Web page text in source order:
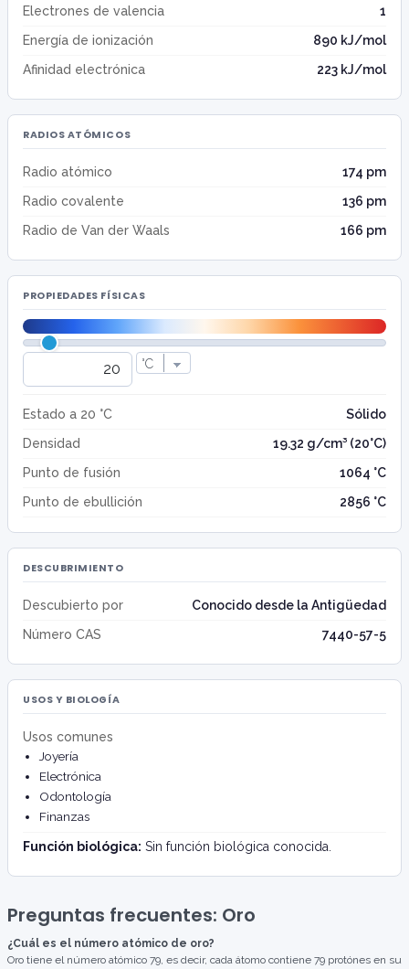
Electrones de valencia
1
Energía de ionización
890 kJ/mol
Afinidad electrónica
223 kJ/mol
RADIOS ATÓMICOS
Radio atómico
174 pm
Radio covalente
136 pm
Radio de Van der Waals
166 pm
PROPIEDADES FÍSICAS
Estado a 20 °C
Sólido
Densidad
19.32 g/cm³ (20°C)
Punto de fusión
1064 °C
Punto de ebullición
2856 °C
DESCUBRIMIENTO
Descubierto por
Conocido desde la Antigüedad
Número CAS
7440-57-5
USOS Y BIOLOGÍA
Usos comunes
Joyería
Electrónica
Odontología
Finanzas
Función biológica: Sin función biológica conocida.
Preguntas frecuentes: Oro
¿Cuál es el número atómico de oro?
Oro tiene el número atómico 79, es decir, cada átomo contiene 79 protónes en su